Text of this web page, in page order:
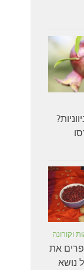
וקורונה
את
נושא